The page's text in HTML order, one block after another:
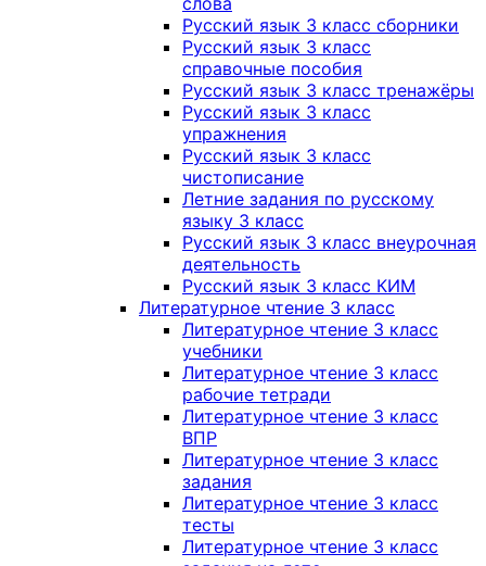
Русский язык 3 класс сборники
Русский язык 3 класс
справочные пособия
Русский язык 3 класс тренажёры
Русский язык 3 класс
упражнения
Русский язык 3 класс
чистописание
Летние задания по русскому
языку 3 класс
Русский язык 3 класс внеурочная
деятельность
Русский язык 3 класс КИМ
Литературное чтение 3 класс
Литературное чтение 3 класс
учебники
Литературное чтение 3 класс
рабочие тетради
Литературное чтение 3 класс
ВПР
Литературное чтение 3 класс
задания
Литературное чтение 3 класс
тесты
Литературное чтение 3 класс